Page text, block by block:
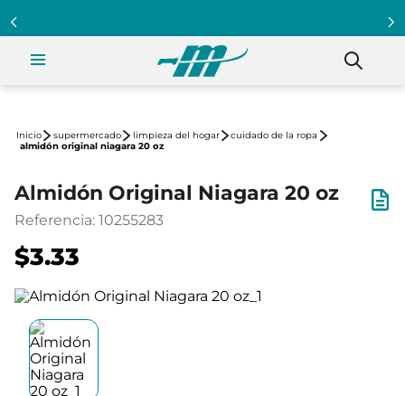
supermercado limpieza del hogar
cuidado de la ropa
almidón original niagara 20 oz
Almidón Original Niagara 20 oz
Referencia: 10255283
$3.33